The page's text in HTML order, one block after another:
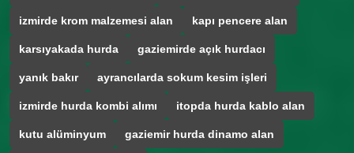
izmirde krom malzemesi alan kapı pencere alan
karsıyakada hurda gaziemirde açık hurdacı
yanık bakır ayrancılarda sokum kesim işleri
izmirde hurda kombi alımı itopda hurda kablo alan
kutu alüminyum gaziemir hurda dinamo alan